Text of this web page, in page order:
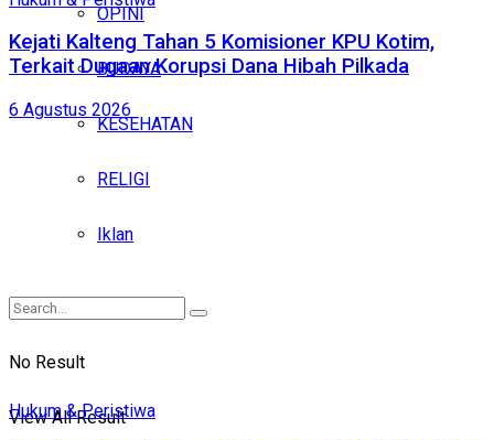
OPINI
BUDAYA
KESEHATAN
RELIGI
Iklan
No Result
View All Result
Kejati Kalteng Tahan 5 Komisioner KPU Kotim,
Terkait Dugaan Korupsi Dana Hibah Pilkada
6 Agustus 2026
Hukum & Peristiwa